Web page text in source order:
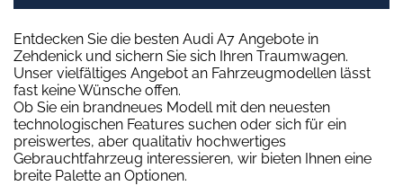
Entdecken Sie die besten Audi A7 Angebote in
Zehdenick und sichern Sie sich Ihren Traumwagen.
Unser vielfältiges Angebot an Fahrzeugmodellen lässt
fast keine Wünsche offen.
Ob Sie ein brandneues Modell mit den neuesten
technologischen Features suchen oder sich für ein
preiswertes, aber qualitativ hochwertiges
Gebrauchtfahrzeug interessieren, wir bieten Ihnen eine
breite Palette an Optionen.